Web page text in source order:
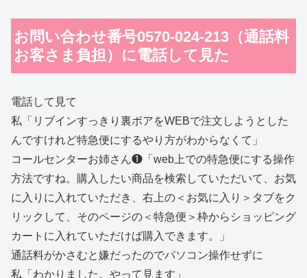
お問い合わせ番号0570-024-213（通話料
お客さま負担）に電話して見た
電話して見て
私「リブインすっきり裏ボアをWEBで注文しようとした
んですけれど特急便にするやり方がわからなくて」
コールセンターお姉さん❶「web上での特急便にする操作
方法ですね。購入したい商品を検索していただいて、お気
に入りに入れていただき、右上の＜お気に入り＞タブをク
リックして、そのページの＜特急便＞枠からショッピング
カートに入れていただけば購入できます。」
通話料がかさむと嫌だったのでパソコン操作せずに
私「わかりました。やって見ます」